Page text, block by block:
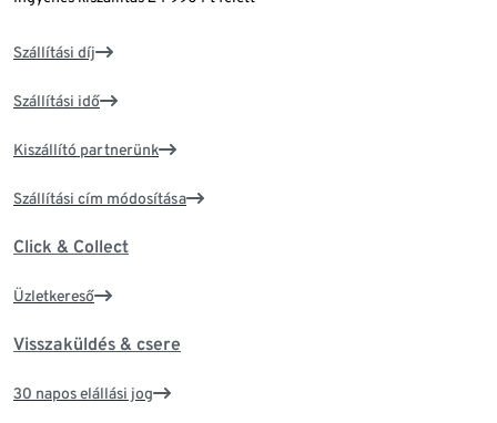
Szállítási díj
Szállítási idő
Kiszállító partnerünk
Szállítási cím módosítása
Click & Collect
Üzletkereső
Visszaküldés & csere
30 napos elállási jog